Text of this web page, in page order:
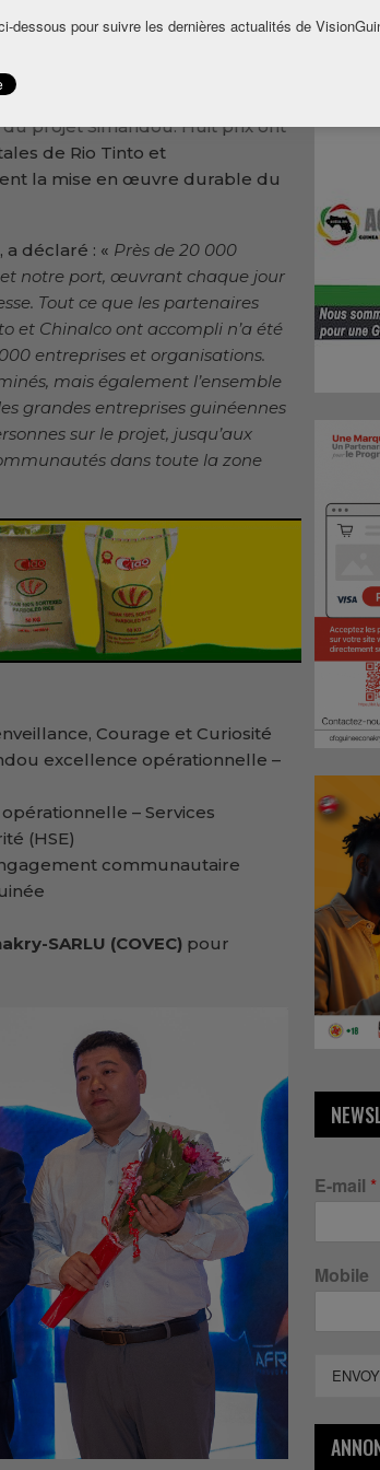
le 13 mai 2026 à Conakry.
célébrer l’excellence des
des entreprises qui
projet Simandou. Huit prix ont
de Rio Tinto et
la mise en œuvre durable du
, a déclaré : « Près de 20 000
notre port, œuvrant chaque jour
Tout ce que les partenaires
et Chinalco ont accompli n’a été
entreprises et organisations.
mais également l’ensemble
grandes entreprises guinéennes
sur le projet, jusqu’aux
dans toute la zone
Courage et Curiosité
excellence opérationnelle –
– Services
(HSE)
communautaire
SARLU (COVEC) pour
E-mail *
Mobile
dessous pour suivre les dernières actualités de